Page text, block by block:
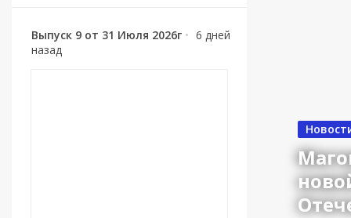
Выпуск 9 от 31 Июля 2026г • 6 дней
назад